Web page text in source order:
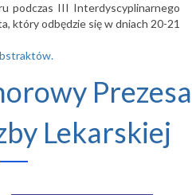
podczas III Interdyscyplinarnego
który odbędzie się w dniach 20-21
Prezesa
Lekarskiej